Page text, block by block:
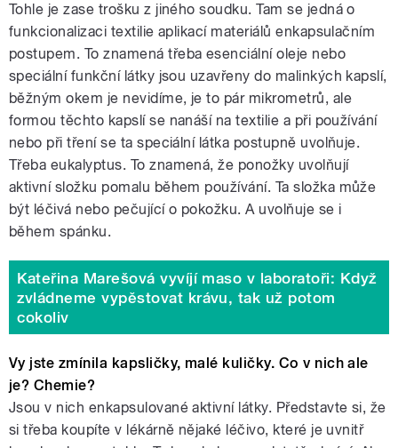
Tohle je zase trošku z jiného soudku. Tam se jedná o
funkcionalizaci textilie aplikací materiálů enkapsulačním
postupem. To znamená třeba esenciální oleje nebo
speciální funkční látky jsou uzavřeny do malinkých kapslí,
běžným okem je nevidíme, je to pár mikrometrů, ale
formou těchto kapslí se nanáší na textilie a při používání
nebo při tření se ta speciální látka postupně uvolňuje.
Třeba eukalyptus. To znamená, že ponožky uvolňují
aktivní složku pomalu během používání. Ta složka může
být léčivá nebo pečující o pokožku. A uvolňuje se i
během spánku.
Kateřina Marešová vyvíjí maso v laboratoři: Když
zvládneme vypěstovat krávu, tak už potom
cokoliv
Vy jste zmínila kapsličky, malé kuličky. Co v nich ale
je? Chemie?
Jsou v nich enkapsulované aktivní látky. Představte si, že
si třeba koupíte v lékárně nějaké léčivo, které je uvnitř